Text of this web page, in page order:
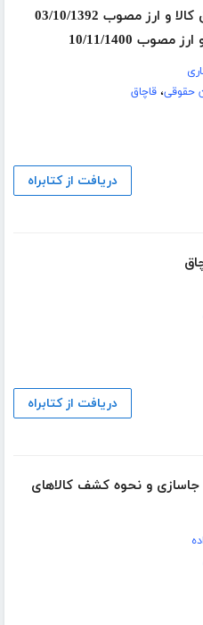
دانلود کتاب قانون مبارزه با قاچاق کالا و ارز مصوب 03/10/1392
10/11/1400
حقوقی،قاچاق
دریافت از کتابراه
دریافت از کتابراه
جاسازی و نحوه کشف کالاهای